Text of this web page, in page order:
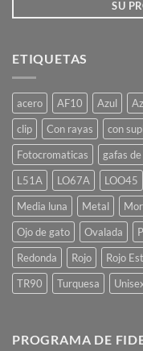
SU
ETIQUETAS
acero AF10 Azul
clip
Con rayas con
Fotocromaticas
gafas
L51A
LO67A LOO45
Media luna
Metal
Ojo de gato
Ovalada
Redonda
Rojo Rojo
TR90
Turquesa
PROGRAMA DE